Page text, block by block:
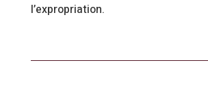
l’expropriation.